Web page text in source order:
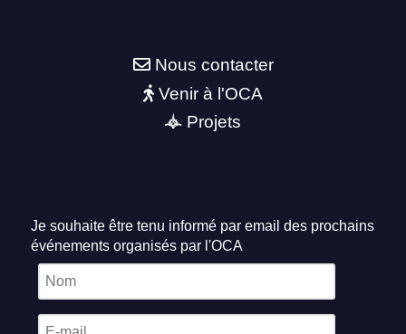
Nous contacter
Venir à l'OCA
Projets
Je souhaite être tenu informé par email des prochains
événements organisés par l'OCA